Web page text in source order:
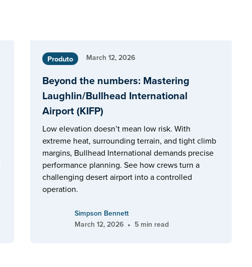
Produto March 12, 2026
Beyond the numbers: Mastering
Laughlin/Bullhead International
Airport (KIFP)
Low elevation doesn’t mean low risk. With
extreme heat, surrounding terrain, and tight climb
margins, Bullhead International demands precise
performance planning. See how crews turn a
challenging desert airport into a controlled
operation.
Simpson Bennett
March 12, 2026 • 5 min read